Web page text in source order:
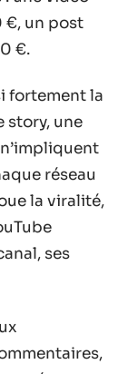
€, un post
€.
fortement la
story, une
réseau
la viralité,
ses